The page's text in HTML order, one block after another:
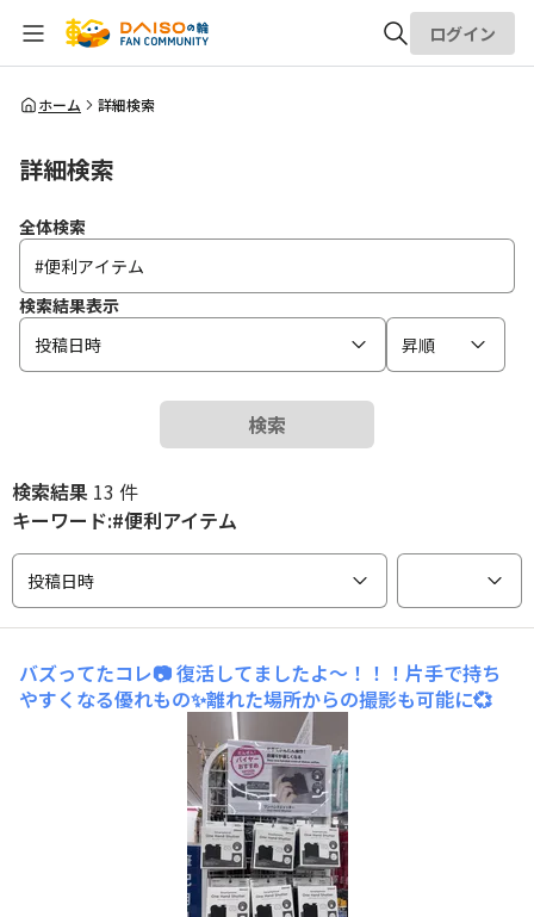
全体検索
ログイン
ホーム 詳細検索
詳細検索
全体検索
検索結果表示
投稿日時
昇順
検索
検索結果 13 件
キーワード:#便利アイテム
投稿日時
バズってたコレ📷復活してましたよ〜！！！片手で持ち
やすくなる優れもの✨離れた場所からの撮影も可能に💞